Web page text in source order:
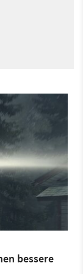
bessere